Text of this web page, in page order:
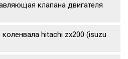
клапана двигателя
hitachi zx200 (isuzu